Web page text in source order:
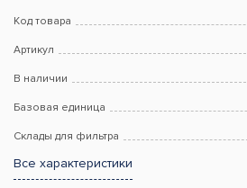
Код товара
Артикул
В наличии
Базовая единица
Склады для фильтра
Все характеристики